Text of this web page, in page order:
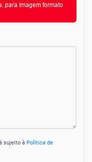
para Imagem formato
sujeito à Política de